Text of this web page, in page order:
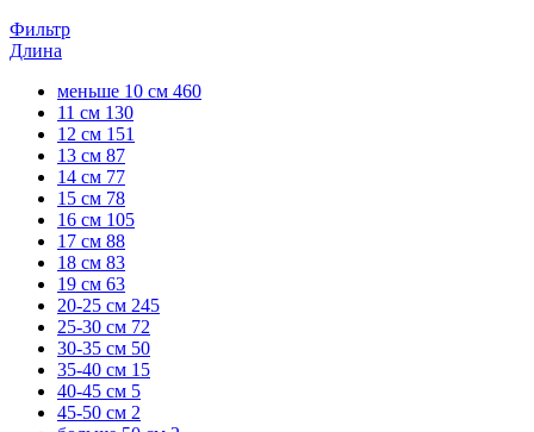
Фильтр
Длина
меньше 10 см 460
11 см 130
12 см 151
13 см 87
14 см 77
15 см 78
16 см 105
17 см 88
18 см 83
19 см 63
20-25 см 245
25-30 см 72
30-35 см 50
35-40 см 15
40-45 см 5
45-50 см 2